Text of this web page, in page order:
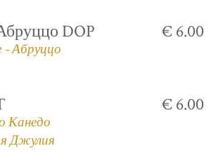
DOP
- Абруццо
€ 6.00
Канедо
Джулия
€ 6.00